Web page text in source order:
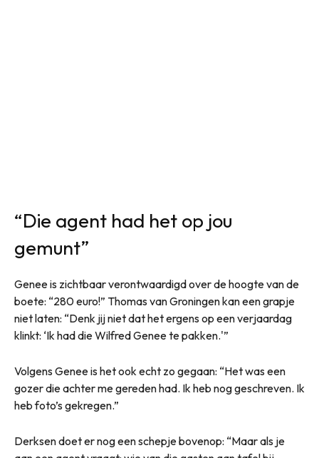
“Die agent had het op jou
gemunt”
Genee is zichtbaar verontwaardigd over de hoogte van de
boete: “280 euro!” Thomas van Groningen kan een grapje
niet laten: “Denk jij niet dat het ergens op een verjaardag
klinkt: ‘Ik had die Wilfred Genee te pakken.'”
Volgens Genee is het ook echt zo gegaan: “Het was een
gozer die achter me gereden had. Ik heb nog geschreven. Ik
heb foto’s gekregen.”
Derksen doet er nog een schepje bovenop: “Maar als je